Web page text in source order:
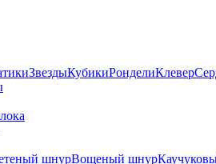
ЗвездыКубикиРонделиКлевер
шнурВощеный шнур